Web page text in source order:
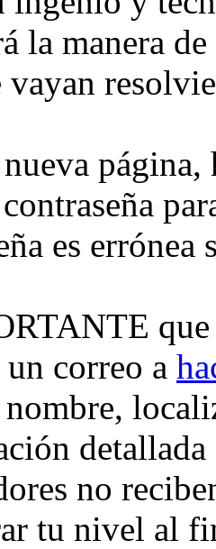
la manera
vayan
página,
es
que
correo a
no
tu nivel al